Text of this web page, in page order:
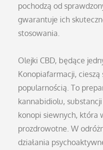
pochodzą od
gwarantuje ich
stosowania.
Olejki CBD, będące
Konopiafarmacji, cieszą
popularnością. To
kannabidiolu,
konopi siewnych, która
prozdrowotne. W
działania